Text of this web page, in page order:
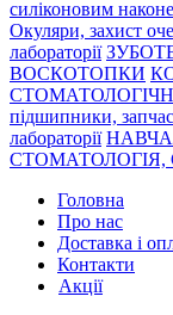
силіконовим
Окуляри, захист
лабораторії
ВОСКОТОПКИ
підшипники,
лабораторії
СТОМАТОЛОГІЯ,
Головна
Про нас
Доставка і
Контакти
Акції